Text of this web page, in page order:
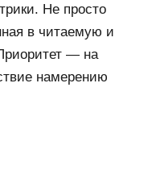
Не просто
в читаемую и
— на
намерению